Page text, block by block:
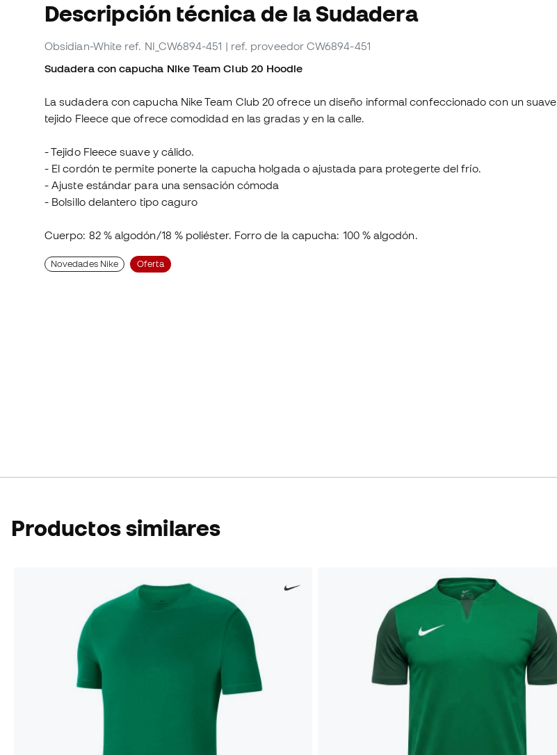
Descripción técnica de la Sudadera
Obsidian-White ref. NI_CW6894-451 | ref. proveedor CW6894-451
Sudadera con capucha Nike Team Club 20 Hoodie
La sudadera con capucha Nike Team Club 20 ofrece un diseño informal confeccionado con un suave
tejido Fleece que ofrece comodidad en las gradas y en la calle.
- Tejido Fleece suave y cálido.
- El cordón te permite ponerte la capucha holgada o ajustada para protegerte del frío.
- Ajuste estándar para una sensación cómoda
- Bolsillo delantero tipo caguro
Cuerpo: 82 % algodón/18 % poliéster. Forro de la capucha: 100 % algodón.
Novedades Nike Oferta
Productos similares